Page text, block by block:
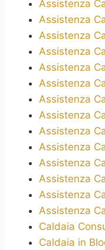
Assistenza
Assistenza
Assistenza
Assistenza
Assistenza
Assistenza
Assistenza
Assistenza
Assistenza
Assistenza
Assistenza
Assistenza
Assistenza
Assistenza
Caldaia
Caldaia in